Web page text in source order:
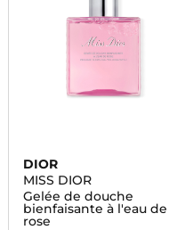
DIOR
MISS DIOR
Gelée de douche
bienfaisante à l'eau de
rose